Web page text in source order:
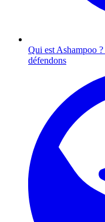
Qui est Ashampoo ?
défendons